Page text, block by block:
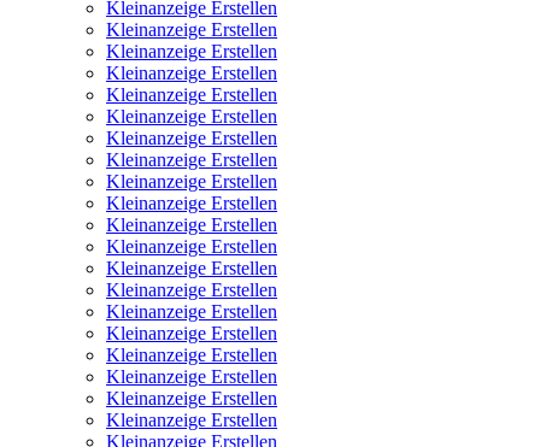
Kleinanzeige Erstellen
Kleinanzeige Erstellen
Kleinanzeige Erstellen
Kleinanzeige Erstellen
Kleinanzeige Erstellen
Kleinanzeige Erstellen
Kleinanzeige Erstellen
Kleinanzeige Erstellen
Kleinanzeige Erstellen
Kleinanzeige Erstellen
Kleinanzeige Erstellen
Kleinanzeige Erstellen
Kleinanzeige Erstellen
Kleinanzeige Erstellen
Kleinanzeige Erstellen
Kleinanzeige Erstellen
Kleinanzeige Erstellen
Kleinanzeige Erstellen
Kleinanzeige Erstellen
Kleinanzeige Erstellen
Kleinanzeige Erstellen